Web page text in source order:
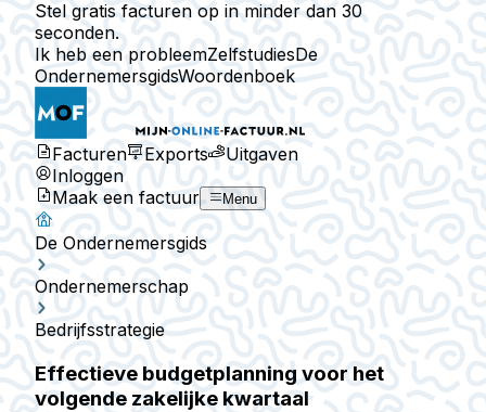
Stel gratis facturen op in minder dan 30
seconden.
Ik heb een probleemZelfstudiesDe
OndernemersgidsWoordenboek
Facturen Exports
Uitgaven
Inloggen
Maak een factuur
Menu
De Ondernemersgids
Ondernemerschap
Bedrijfsstrategie
Effectieve budgetplanning voor het
volgende zakelijke kwartaal